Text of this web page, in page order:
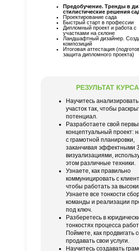
Предобучение. Тренды в
стилистические решения
Проектирование сада
Быстрый старт в профессии
Дипломный проект и работа с
участками на склоне
Ландшафтный дизайнер.
композиций
Итоговая аттестация
защита дипломного проекта)
Научитесь анализировать
участок так, чтобы
потенциал.
Разработаете свой
концептуальный проект:
с грамотной планировки,
заканчивая эффектными
визуализациями,
этом различные техники.
Узнаете, как правильно
коммуницировать с
чтобы работать за
Узнаете все тонкости
команды и реализации
под ключ.
Разберетесь в
тонкостях процесса
Поймете, как продвигать
продавать свои услуги.
Научитесь создавать
РЕЗУЛЬТАТ